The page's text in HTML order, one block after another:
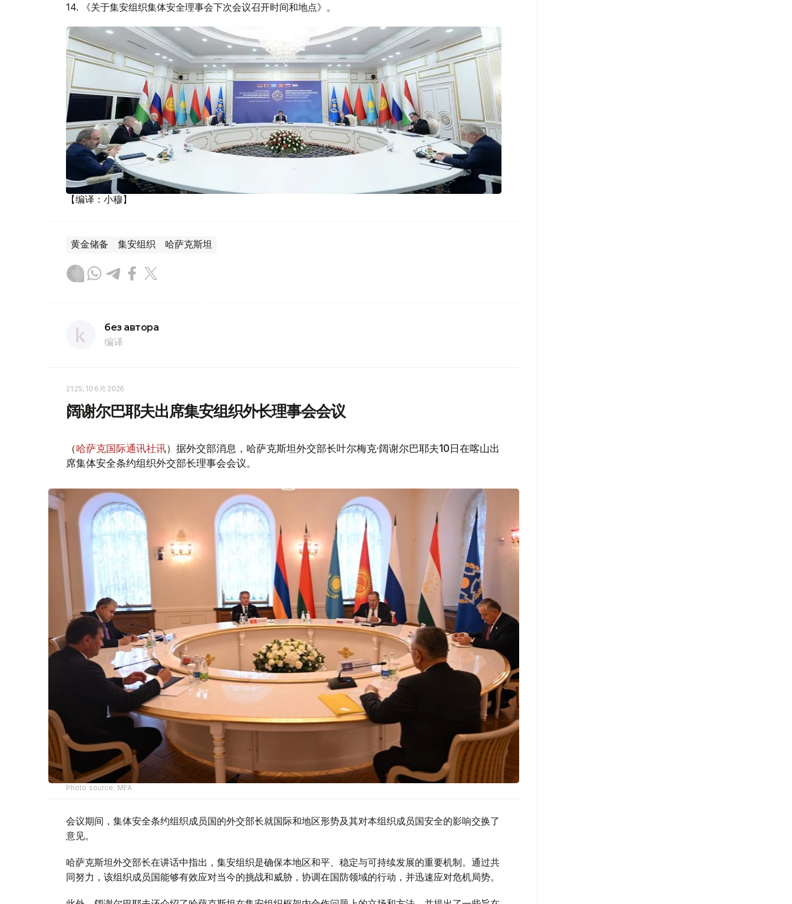
14. 《关于集安组织集体安全理事会下次会议召开时间和地点》。
【编译：小穆】
黄金储备 集安组织 哈萨克斯坦
без автора
编译
21:25, 10 6月 2026
阔谢尔巴耶夫出席集安组织外长理事会会议
（哈萨克国际通讯社讯）据外交部消息，哈萨克斯坦外交部长叶尔梅克·阔谢尔巴耶夫10日在喀山出
席集体安全条约组织外交部长理事会会议。
Photo source: MFA
会议期间，集体安全条约组织成员国的外交部长就国际和地区形势及其对本组织成员国安全的影响交换了
意见。
哈萨克斯坦外交部长在讲话中指出，集安组织是确保本地区和平、稳定与可持续发展的重要机制。通过共
同努力，该组织成员国能够有效应对当今的挑战和威胁，协调在国防领域的行动，并迅速应对危机局势。